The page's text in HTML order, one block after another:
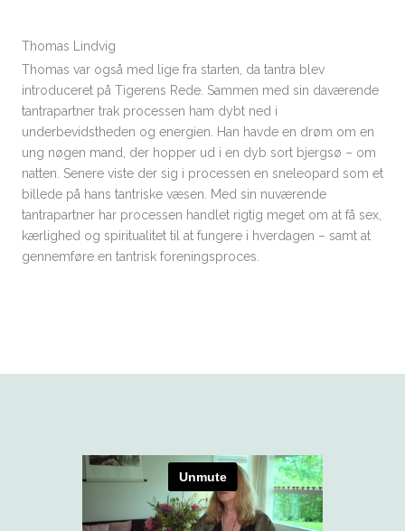
Thomas Lindvig
Thomas var også med lige fra starten, da tantra blev
introduceret på Tigerens Rede. Sammen med sin daværende
tantrapartner trak processen ham dybt ned i
underbevidstheden og energien. Han havde en drøm om en
ung nøgen mand, der hopper ud i en dyb sort bjergsø – om
natten. Senere viste der sig i processen en sneleopard som et
billede på hans tantriske væsen. Med sin nuværende
tantrapartner har processen handlet rigtig meget om at få sex,
kærlighed og spiritualitet til at fungere i hverdagen – samt at
gennemføre en tantrisk foreningsproces.